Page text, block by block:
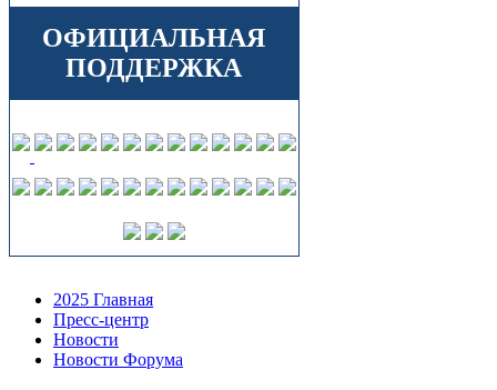
ОФИЦИАЛЬНАЯ
ПОДДЕРЖКА
2025 Главная
Пресс-центр
Новости
Новости Форума